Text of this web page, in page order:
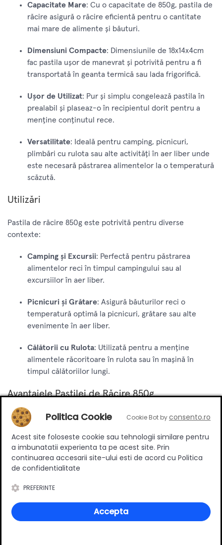
Capacitate Mare: Cu o capacitate de 850g, pastila de
răcire asigură o răcire eficientă pentru o cantitate
mai mare de alimente și băuturi.
Dimensiuni Compacte: Dimensiunile de 18x14x4cm
fac pastila ușor de manevrat și potrivită pentru a fi
transportată în geanta termică sau lada frigorifică.
Ușor de Utilizat: Pur și simplu congelează pastila în
prealabil și plaseaz-o în recipientul dorit pentru a
menține conținutul rece.
Versatilitate: Ideală pentru camping, picnicuri,
plimbări cu rulota sau alte activități în aer liber unde
este necesară păstrarea alimentelor la o temperatură
scăzută.
Utilizări
Pastila de răcire 850g este potrivită pentru diverse
contexte:
Camping și Excursii: Perfectă pentru păstrarea
alimentelor reci în timpul campingului sau al
excursiilor în aer liber.
Picnicuri și Grătare: Asigură băuturilor reci o
temperatură optimă la picnicuri, grătare sau alte
evenimente în aer liber.
Călătorii cu Rulota: Utilizată pentru a menține
alimentele răcoritoare în rulota sau în mașină în
timpul călătoriilor lungi.
Avantajele Pastilei de Răcire 850g
Eficiență Răcoritoare: Oferă o răcire eficientă și de
băuturi.
Durabilitate: Construcția solidă și materialul de
uzură.
: Dimensiunile compacte și greutatea
redusă facilitează transportul și depozitarea în
Politica Cookie Cookie Bot byconsento.ro
Acest site foloseste cookie sau tehnologii similare pentru
a imbunatatii experienta ta pe acest site. Prin
continuarea accesarii site-ului esti de acord cu Politica
de confidentialitate
PREFERINTE
Accepta